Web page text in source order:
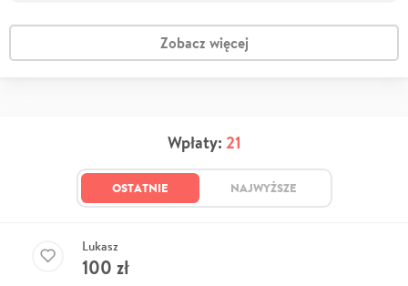
Zobacz więcej
Wpłaty: 21
OSTATNIE NAJWYŻSZE
Lukasz
100 zł